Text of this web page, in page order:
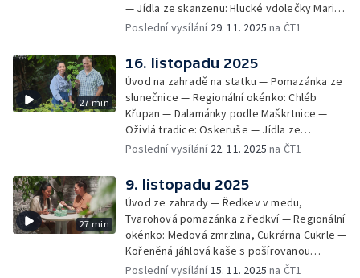
— Jídla ze skanzenu: Hlucké vdolečky Marie
Lekešové — Oživlá tradice: jízda Králů
Poslední vysílání 29. 11. 2025 na ČT1
27 min
16. listopadu 2025
Úvod na zahradě na statku — Pomazánka ze
slunečnice — Regionální okénko: Chléb
Křupan — Dalamánky podle Maškrtnice —
Oživlá tradice: Oskeruše — Jídla ze
skanzenu: Gule s oskorušemi podle paní
Poslední vysílání 22. 11. 2025 na ČT1
27 min
9. listopadu 2025
Úvod ze zahrady — Ředkev v medu,
Tvarohová pomazánka z ředkví — Regionální
okénko: Medová zmrzlina, Cukrárna Cukrle —
Kořeněná jáhlová kaše s pošírovanou
hruškou — Oživlé tradice — Jídla ze
Poslední vysílání15. 11. 2025 na ČT1